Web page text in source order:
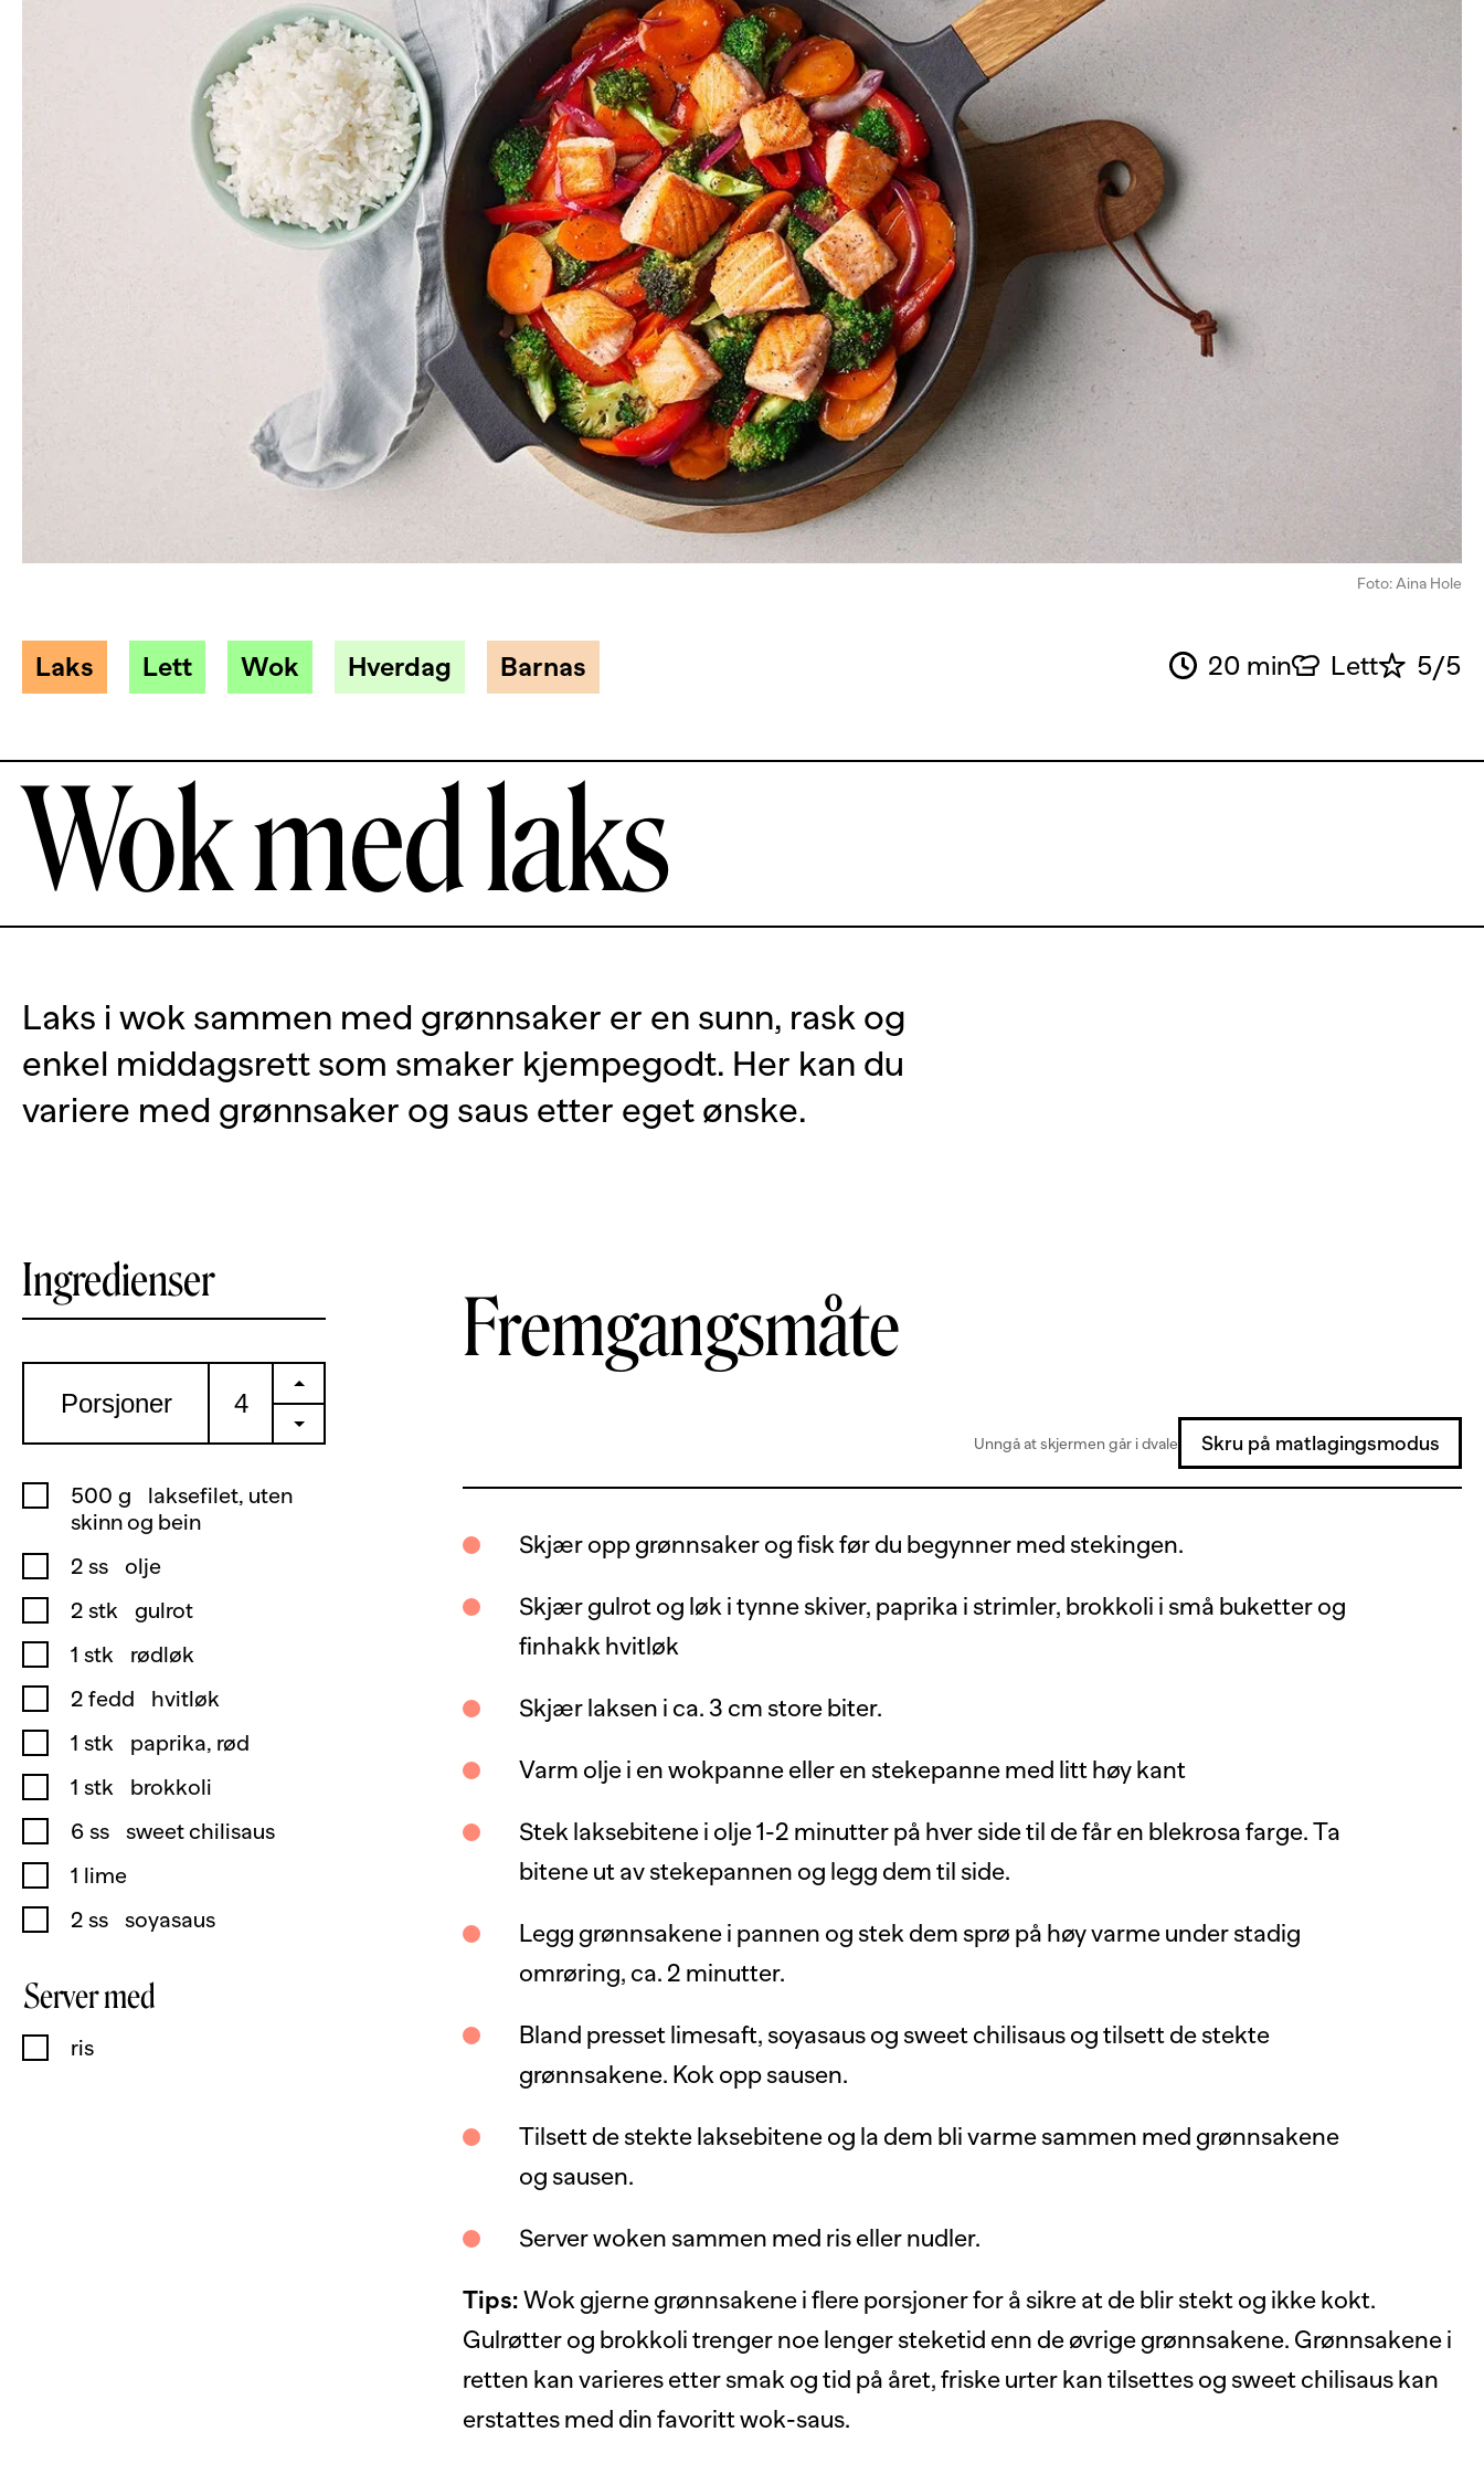
Foto: Aina Hole
Laks Lett Wok Hverdag Barnas 20 min Lett 5/5
Wok med laks
Laks i wok sammen med grønnsaker er en sunn, rask og
enkel middagsrett som smaker kjempegodt. Her kan du
variere med grønnsaker og saus etter eget ønske.
Ingredienser
Porsjoner
500 g
laksefilet, uten
skinn og bein
2 ss
olje
2 stk
gulrot
1 stk
rødløk
2 fedd
hvitløk
1 stk
paprika, rød
1 stk
brokkoli
6 ss
sweet chilisaus
1 lime
2 ss soyasaus
Server med
ris
Fremgangsmåte
Unngå at skjermen går i dvale Skru på matlagingsmodus
Skjær opp grønnsaker og fisk før du begynner med stekingen.
Skjær gulrot og løk i tynne skiver, paprika i strimler, brokkoli i små buketter og
finhakk hvitløk
Skjær laksen i ca. 3 cm store biter.
Varm olje i en wokpanne eller en stekepanne med litt høy kant
Stek laksebitene i olje 1-2 minutter på hver side til de får en blekrosa farge. Ta
bitene ut av stekepannen og legg dem til side.
Legg grønnsakene i pannen og stek dem sprø på høy varme under stadig
omrøring, ca. 2 minutter.
Bland presset limesaft, soyasaus og sweet chilisaus og tilsett de stekte
grønnsakene. Kok opp sausen.
Tilsett de stekte laksebitene og la dem bli varme sammen med grønnsakene
og sausen.
Server woken sammen med ris eller nudler.
Tips: Wok gjerne grønnsakene i flere porsjoner for å sikre at de blir stekt og ikke kokt.
Gulrøtter og brokkoli trenger noe lenger steketid enn de øvrige grønnsakene. Grønnsakene i
retten kan varieres etter smak og tid på året, friske urter kan tilsettes og sweet chilisaus kan
erstattes med din favoritt wok-saus.